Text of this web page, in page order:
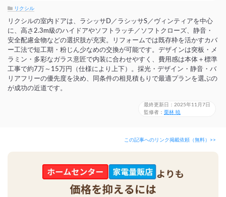
リクシル
リクシルの室内ドアは、ラシッサD／ラシッサS／ヴィンティアを中心
に、高さ2.3m級のハイドアやソフトラッチ／ソフトクローズ、静音・
安全配慮金物などの選択肢が充実。リフォームでは既存枠を活かすカバ
ー工法で短工期・粉じん少なめの交換が可能です。デザインは突板・メ
ラミン・多彩なガラス意匠で内装に合わせやすく、費用感は本体＋標準
工事で約7万～15万円（仕様により上下）。採光・デザイン・静音・バ
リアフリーの優先度を決め、同条件の相見積もりで最適プランを選ぶの
が成功の近道です。
最終更新日：2025年11月7日
監修者： 栗林 暁
この記事へのリンク掲載依頼（無料）>>